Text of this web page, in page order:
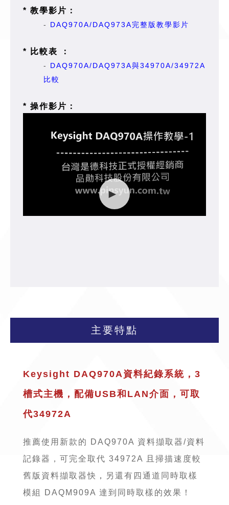
* 教學影片：
- DAQ970A/DAQ973A完整版教學影片
* 比較表 ：
- DAQ970A/DAQ973A與34970A/34972A
比較
* 操作影片：
主要特點
Keysight DAQ970A資料紀錄系統，3
槽式主機，配備USB和LAN介面，可取
代34972A
推薦使用新款的 DAQ970A 資料擷取器/資料
記錄器，可完全取代 34972A 且 掃描速度較
舊版資料擷取器快 ，
另還有四通道同時取樣
模組 DAQM909A 達到同時取樣的效果！